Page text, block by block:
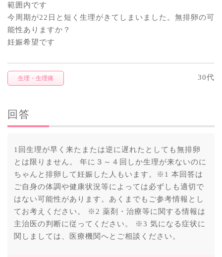
範囲内です
今周期が22日と短く生理がきてしまいました。無排卵の可
能性ありますか？
妊娠希望です
生理・生理痛 30代
回答
1回生理が早く来たまたは逆に遅れたとしても無排卵
とは限りません。 年に３～４回しか生理が来ないのに
ちゃんと排卵して妊娠した人もいます。※1 本回答は
ご自身の体調や健康状況等によっては必ずしも適切で
はない可能性があります。あくまでもご参考情報とし
てお考えください。 ※2 薬剤・治療等に関する情報は
主治医の判断に従ってください。 ※3 気になる症状に
関しましては、医療機関へとご相談ください。